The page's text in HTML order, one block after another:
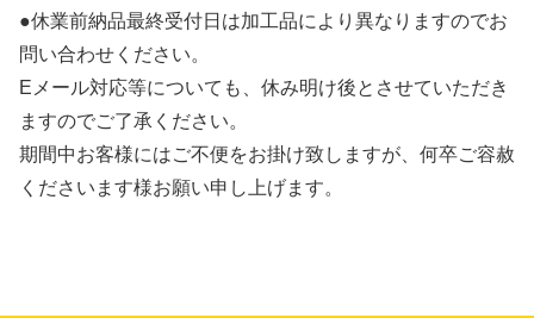
●休業前納品最終受付日は加工品により異なりますのでお
問い合わせください。
Eメール対応等についても、休み明け後とさせていただき
ますのでご了承ください。
期間中お客様にはご不便をお掛け致しますが、何卒ご容赦
くださいます様お願い申し上げます。